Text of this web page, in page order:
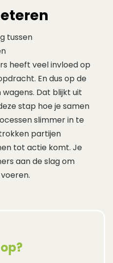
tussen
heeft veel invloed op
En dus op de
Dat blijkt uit
stap hoe je samen
slimmer in te
partijen
tot actie komt. Je
aan de slag om